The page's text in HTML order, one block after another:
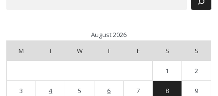
August 2026
M
T W T F S S
1 2
3 4 5 6 7 8 9